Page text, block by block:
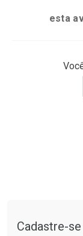
esta
Cadastre-